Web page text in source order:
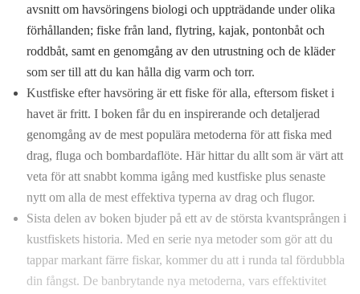
avsnitt om havsöringens biologi och uppträdande under olika
förhållanden; fiske från land, flytring, kajak, pontonbåt och
roddbåt, samt en genomgång av den utrustning och de kläder
som ser till att du kan hålla dig varm och torr.
Kustfiske efter havsöring är ett fiske för alla, eftersom fisket i
havet är fritt. I boken får du en inspirerande och detaljerad
genomgång av de mest populära metoderna för att fiska med
drag, fluga och bombardaflöte. Här hittar du allt som är värt att
veta för att snabbt komma igång med kustfiske plus senaste
nytt om alla de mest effektiva typerna av drag och flugor.
Sista delen av boken bjuder på ett av de största kvantsprången i
kustfiskets historia. Med en serie nya metoder som gör att du
tappar markant färre fiskar, kommer du att i runda tal fördubbla
din fångst. De banbrytande nya metoderna, vars effektivitet